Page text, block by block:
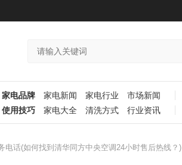
家电品牌 家电新闻 家电行业 市场新闻
使用技巧 家电大全 清洗方式 行业资讯
电话(如何找到清华同方中央空调24小时售后热线？)